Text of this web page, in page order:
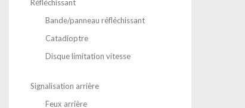
Réfléchissant
Bande/panneau réfléchissant
Catadioptre
Disque limitation vitesse
Signalisation arrière
Feux arrière